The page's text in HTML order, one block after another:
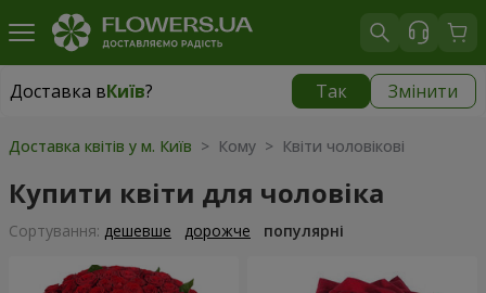
Доставка вКиїв? Так Змінити
Доставка вКиїв
Доставка квітів у м. Київ > Кому > Квіти чоловікові
Купити квіти для чоловіка
Сортування: дешевше дорожче популярні